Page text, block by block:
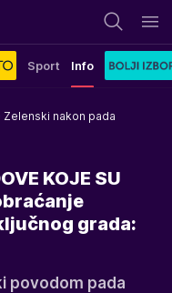
Sport Info
Zelenski nakon pada
KOJE SU
grada:
povodom pada